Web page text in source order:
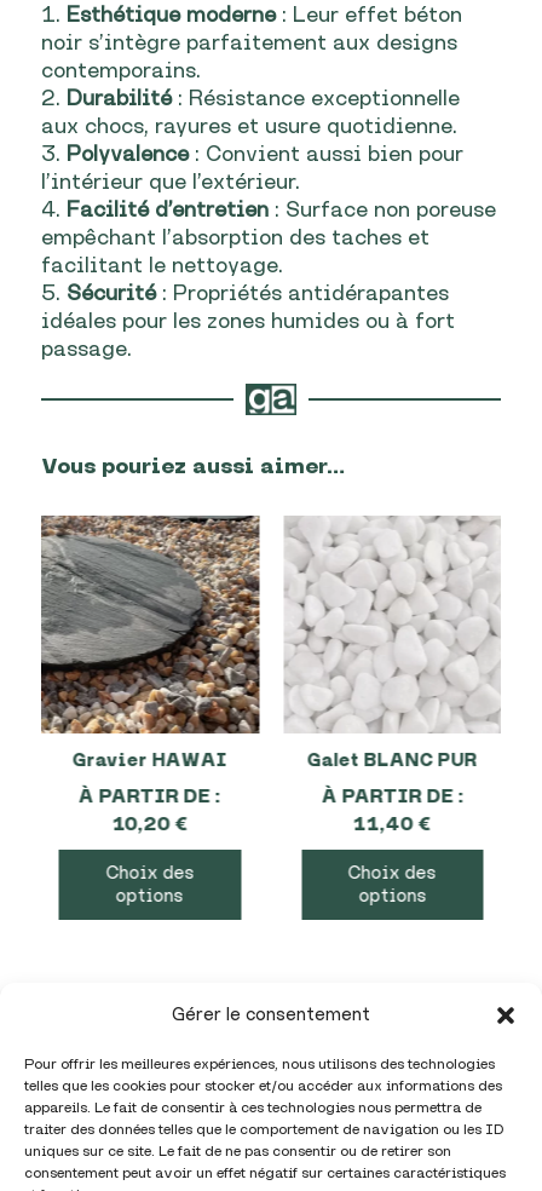
Gérer le consentement
Pour offrir les meilleures expériences, nous utilisons des technologies
telles que les cookies pour stocker et/ou accéder aux informations des
appareils. Le fait de consentir à ces technologies nous permettra de
traiter des données telles que le comportement de navigation ou les ID
uniques sur ce site. Le fait de ne pas consentir ou de retirer son
consentement peut avoir un effet négatif sur certaines caractéristiques
1. Esthétique moderne: Leur effet béton
noir s’intègre parfaitement aux designs
contemporains.
2. Durabilité: Résistance exceptionnelle
aux chocs, rayures et usure quotidienne.
3. Polyvalence: Convient aussi bien pour
l’intérieur que l’extérieur.
4. Facilité d’entretien: Surface non poreuse
empêchant l’absorption des taches et
facilitant le nettoyage.
5. Sécurité: Propriétés antidérapantes
idéales pour les zones humides ou à fort
passage.
Vous pouriez aussi aimer…
Gravier HAWAI
À PARTIR DE :
10,20€
Choix des
options
Galet BLANC PUR
À PARTIR DE :
11,40€
Choix des
options
Téléphone : 05 86 98 01 32